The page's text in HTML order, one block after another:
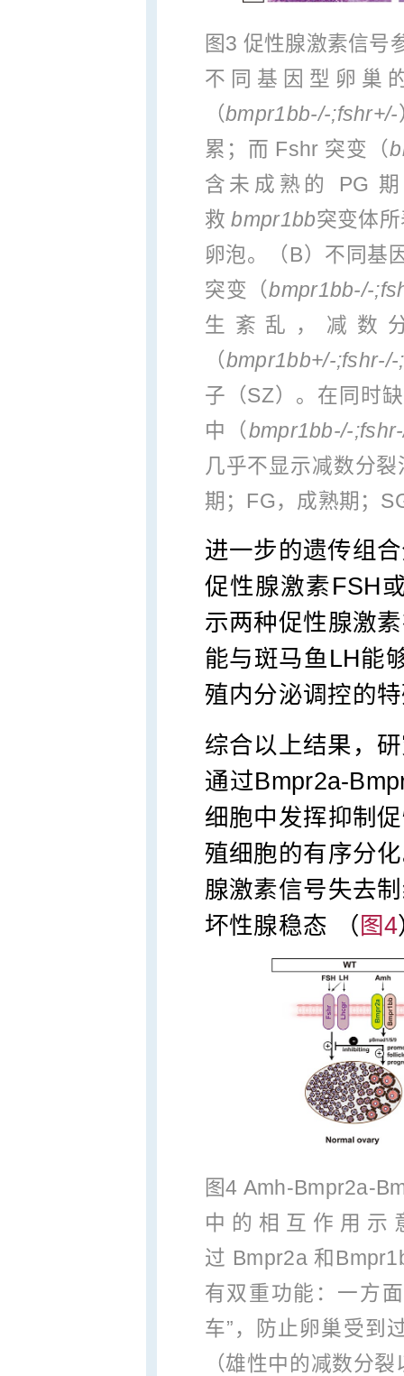
图3 促性腺激素信号
不同基因型卵巢
（bmpr1bb‑/‑;fshr+/‑
累；而 Fshr 突变（
含未成熟的 PG
救bmpr1bb突变体
卵泡。（B）不同基
突变（bmpr1bb‑/‑
生紊乱，减数
（bmpr1bb+/‑;fshr‑/‑
子（SZ）。在同时
中（bmpr1bb‑/‑;fshr‑
几乎不显示减数分
期；FG，成熟期；
进一步的遗传组
促性腺激素FSH
示两种促性腺激
能与斑马鱼LH能
殖内分泌调控的
综合以上结果，
通过Bmpr2a-
细胞中发挥抑制
殖细胞的有序分
腺激素信号失去
坏性腺稳态 （ 图4
图4
中的相互作用示
过 Bmpr2a 和
有双重功能：一方
车”，防止卵巢受到
（雄性中的减数分